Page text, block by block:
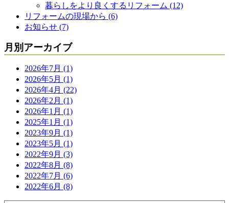
暮らしをより良くするリフォーム (12)
リフォームの現場から (6)
お知らせ (7)
月別アーカイブ
2026年7月 (1)
2026年5月 (1)
2026年4月 (22)
2026年2月 (1)
2026年1月 (1)
2025年1月 (1)
2023年9月 (1)
2023年5月 (1)
2022年9月 (3)
2022年8月 (8)
2022年7月 (6)
2022年6月 (8)